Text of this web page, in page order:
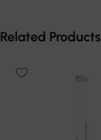
Related Products